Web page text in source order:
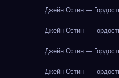
Джейн Остин —
Джейн Остин —
Джейн Остин —
Джейн Остин —